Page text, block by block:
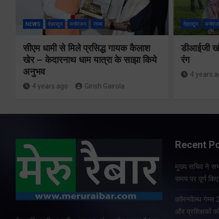
NEWS देहरादून मनोरंजन राज्य
सीएम धामी से मिले प्रसिद्ध गायक कैलाश
खेर – केदारनाथ धाम यात्रा के साझा किये
अनुभव
4 years ago Girish Gairola
देहरादून
डीआईजी
रंग
4 years
Recent
मुख्य सचिव ने
समय पर पूर्ण
कॉमनवेल्थ गेम्स
और प्रशिक्षकों